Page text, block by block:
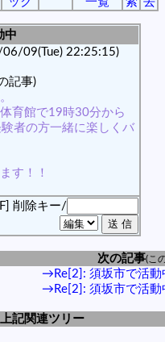
中
09(Tue) 22:25:15)
記事)
育館で19時30分から
者の方一緒に楽しくバ
す！！
削除キー/
次の記事(こ
→Re[2]: 須坂市で活動
→Re[2]: 須坂市で活動
上記関連ツリー